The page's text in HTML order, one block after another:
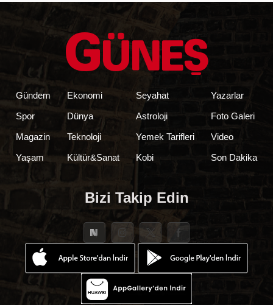
Gündem
Spor
Magazin
Yaşam
Ekonomi
Dünya
Teknoloji
Kültür&Sanat
Seyahat
Astroloji
Yemek Tarifleri
Kobi
Yazarlar
Foto Galeri
Video
Son Dakika
Bizi Takip Edin